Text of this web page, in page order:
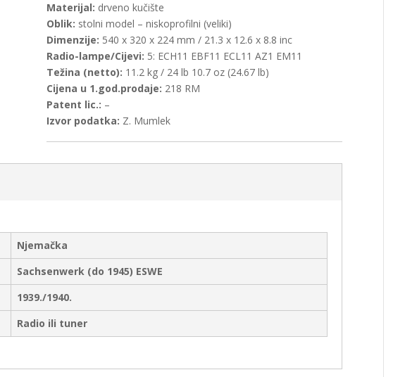
Materijal: drveno kučište
Oblik: stolni model – niskoprofilni (veliki)
Dimenzije: 540 x 320 x 224 mm / 21.3 x 12.6 x 8.8 inc
Radio-lampe/Cijevi: 5: ECH11 EBF11 ECL11 AZ1 EM11
Težina (netto): 11.2 kg / 24 lb 10.7 oz (24.67 lb)
Cijena u 1.god.prodaje: 218 RM
Patent lic.: –
Izvor podatka: Z. Mumlek
Njemačka
Sachsenwerk (do 1945) ESWE
1939./1940.
Radio ili tuner